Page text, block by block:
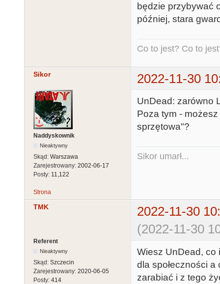
będzie przybywać
później, stara
Co to jest? Co to
Sikor 2022-11-30
Naddyskownik
Nieaktywny
Skąd: Warszawa
Zarejestrowany: 2002-06-17
Posty: 11,122
UnDead: zarówno
Poza tym -
sprzętowa"?
Sikor umarł...
Strona
TMK
2022-11-30
(2022-11-30
Referent
Nieaktywny
Skąd: Szczecin
Zarejestrowany: 2020-06-05
Posty: 414
Wiesz UnDead, co
dla społeczności
zarabiać i z tego